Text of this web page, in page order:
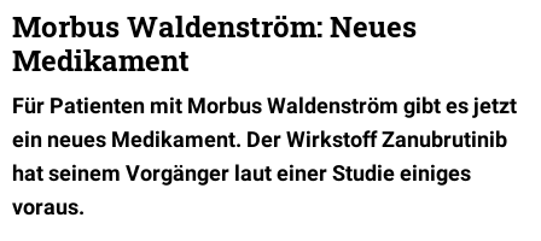
Morbus Waldenström: Neues
Medikament
Für Patienten mit Morbus Waldenström gibt es jetzt
ein neues Medikament. Der Wirkstoff Zanubrutinib
hat seinem Vorgänger laut einer Studie einiges
voraus.